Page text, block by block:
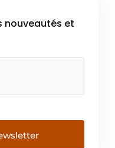
nouveautés et